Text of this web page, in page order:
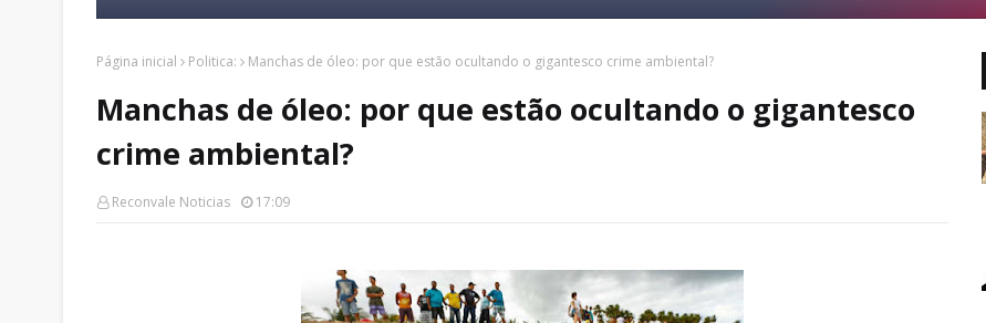
Página inicial Politica: Manchas de óleo: por que estão ocultando o gigantesco crime ambiental?
Manchas de óleo: por que estão ocultando o gigantesco
crime ambiental?
Reconvale Noticias 17:09